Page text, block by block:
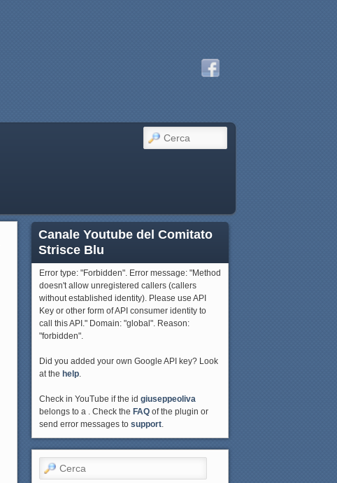
CERCA
Canale Youtube del Comitato
Strisce Blu
Error type: "Forbidden". Error message: "Method
doesn't allow unregistered callers (callers
without established identity). Please use API
Key or other form of API consumer identity to
call this API." Domain: "global". Reason:
"forbidden".
Did you added your own Google API key? Look
at the help.
Check in YouTube if the id giuseppeoliva
belongs to a . Check the FAQ of the plugin or
send error messages to support.
Cerca